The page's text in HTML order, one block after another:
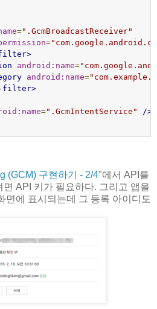
=".GcmBroadcastReceiver"
=
android:name=
android:name=
filter>
=".GcmIntentService"
/>
(GCM) 구현하기 - 2/4"에서 API를
API 키가 필요하다. 그리고 앱을
면에 표시되는데 그 등록 아이디도